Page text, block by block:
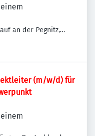
an der Pegnitz,
(m/w/d) für